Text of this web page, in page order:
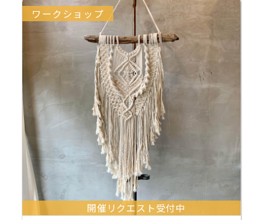
ワークショップ
開催リクエスト受付中